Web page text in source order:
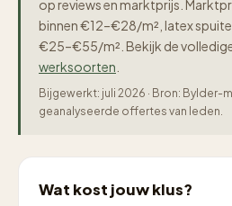
op reviews en marktprijs.
binnen €12–€28/m², latex
€25–€55/m². Bekijk de
werksoorten
Bijgewerkt: juli 2026 · Bron: Bylder-
geanalyseerde offertes van leden.
Wat kost jouw klus?